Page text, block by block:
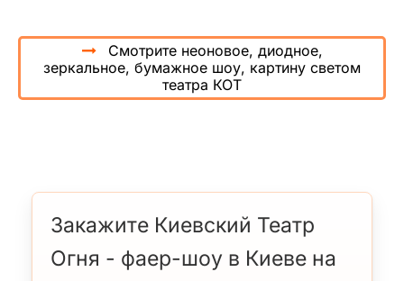
Смотрите неоновое, диодное,
зеркальное, бумажное шоу, картину светом
театра КОТ
Закажите Киевский Театр
Огня - фаер-шоу в Киеве на